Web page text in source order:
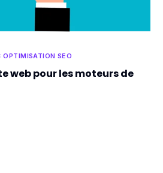
OPTIMISATION SEO
web pour les moteurs de